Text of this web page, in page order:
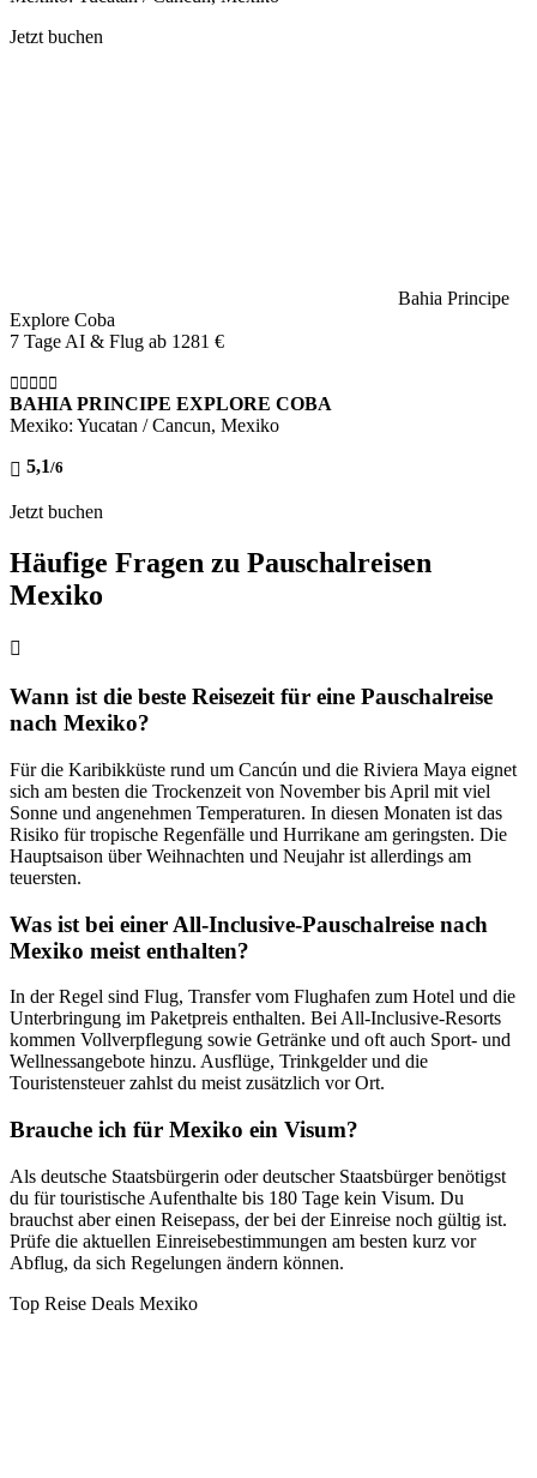
Jetzt buchen
Bahia Principe
Explore Coba
7 Tage AI & Flug ab 1281 €
BAHIA PRINCIPE EXPLORE COBA
Mexiko: Yucatan / Cancun, Mexiko
5,1/6
Jetzt buchen
Häufige Fragen zu Pauschalreisen
Mexiko
Wann ist die beste Reisezeit für eine Pauschalreise
nach Mexiko?
Für die Karibikküste rund um Cancún und die Riviera Maya eignet
sich am besten die Trockenzeit von November bis April mit viel
Sonne und angenehmen Temperaturen. In diesen Monaten ist das
Risiko für tropische Regenfälle und Hurrikane am geringsten. Die
Hauptsaison über Weihnachten und Neujahr ist allerdings am
teuersten.
Was ist bei einer All-Inclusive-Pauschalreise nach
Mexiko meist enthalten?
In der Regel sind Flug, Transfer vom Flughafen zum Hotel und die
Unterbringung im Paketpreis enthalten. Bei All-Inclusive-Resorts
kommen Vollverpflegung sowie Getränke und oft auch Sport- und
Wellnessangebote hinzu. Ausflüge, Trinkgelder und die
Touristensteuer zahlst du meist zusätzlich vor Ort.
Brauche ich für Mexiko ein Visum?
Als deutsche Staatsbürgerin oder deutscher Staatsbürger benötigst
du für touristische Aufenthalte bis 180 Tage kein Visum. Du
brauchst aber einen Reisepass, der bei der Einreise noch gültig ist.
Prüfe die aktuellen Einreisebestimmungen am besten kurz vor
Abflug, da sich Regelungen ändern können.
Top Reise Deals Mexiko